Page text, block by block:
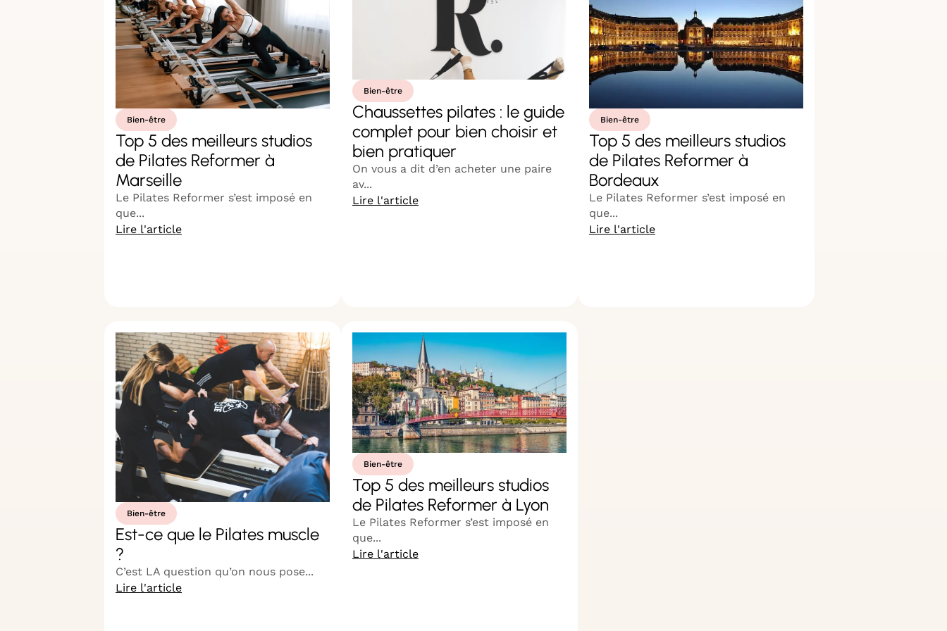
Bien-être
Top 5 des meilleurs studios
de Pilates Reformer à
Marseille
Le Pilates Reformer s’est imposé en
que...
Lire l'article
Bien-être
Chaussettes pilates : le guide
complet pour bien choisir et
bien pratiquer
On vous a dit d’en acheter une paire
av...
Lire l'article
Bien-être
Top 5 des meilleurs studios
de Pilates Reformer à
Bordeaux
Le Pilates Reformer s’est imposé en
que...
Lire l'article
Bien-être
Est-ce que le Pilates muscle
?
C’est LA question qu’on nous pose...
Lire l'article
Bien-être
Top 5 des meilleurs studios
de Pilates Reformer à Lyon
Le Pilates Reformer s’est imposé en
que...
Lire l'article